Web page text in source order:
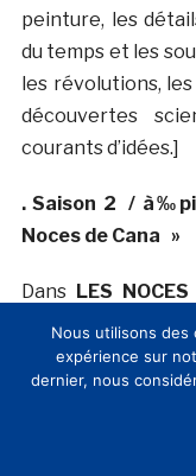
peinture, les
du temps et les
les révolutions,
découvertes
courants d’idées.]
. Saison 2 /
Noces de Cana »
Dans LES
transpose le
Christ sur la
glorifie sa cité
. Saison 2 /
Nous utilisons des
expérience sur
dernier, nous